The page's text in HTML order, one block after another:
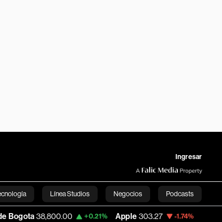
Ingresar
Línea Studios Negocios Podcasts
English+0.21% Apple 303.27 -1.74% USD COP